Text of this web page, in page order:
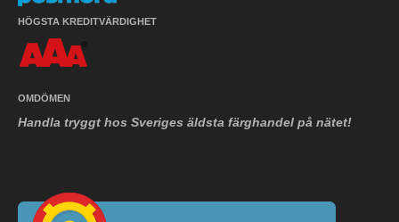
HÖGSTA KREDITVÄRDIGHET
OMDÖMEN
Handla tryggt hos Sveriges äldsta färghandel på nätet!